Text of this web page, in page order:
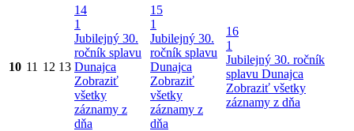
10 11 12 13
14
1
Jubilejný 30.
ročník splavu
Dunajca
Zobraziť
všetky
záznamy z
dňa
15
1
Jubilejný 30.
ročník splavu
Dunajca
Zobraziť
všetky
záznamy z
dňa
16
1
Jubilejný 30. ročník
splavu Dunajca
Zobraziť všetky
záznamy z dňa